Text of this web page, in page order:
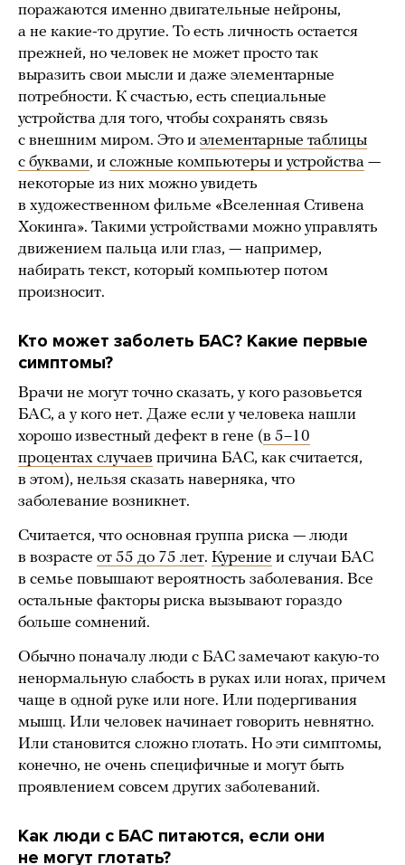
поражаются именно двигательные нейроны,
а не какие-то другие. То есть личность остается
прежней, но человек не может просто так
выразить свои мысли и даже элементарные
потребности. К счастью, есть специальные
устройства для того, чтобы сохранять связь
с внешним миром. Это и элементарные таблицы
с буквами, и сложные компьютеры и устройства —
некоторые из них можно увидеть
в художественном фильме «Вселенная Стивена
Хокинга». Такими устройствами можно управлять
движением пальца или глаз, — например,
набирать текст, который компьютер потом
произносит.
Кто может заболеть БАС? Какие первые
симптомы?
Врачи не могут точно сказать, у кого разовьется
БАС, а у кого нет. Даже если у человека нашли
хорошо известный дефект в гене (в 5–10
процентах случаев причина БАС, как считается,
в этом), нельзя сказать наверняка, что
заболевание возникнет.
Считается, что основная группа риска — люди
в возрасте от 55 до 75 лет. Курение и случаи БАС
в семье повышают вероятность заболевания. Все
остальные факторы риска вызывают гораздо
больше сомнений.
Обычно поначалу люди с БАС замечают какую-то
ненормальную слабость в руках или ногах, причем
чаще в одной руке или ноге. Или подергивания
мышц. Или человек начинает говорить невнятно.
Или становится сложно глотать. Но эти симптомы,
конечно, не очень специфичные и могут быть
проявлением совсем других заболеваний.
Как люди с БАС питаются, если они
не могут глотать?